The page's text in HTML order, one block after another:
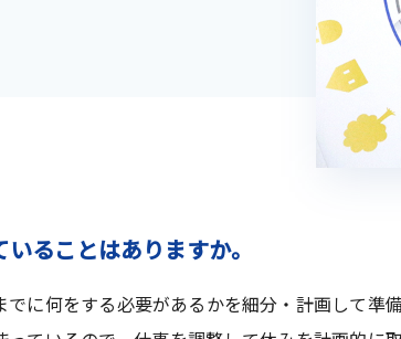
ることはありますか。
に何をする必要があるかを細分・計画して準